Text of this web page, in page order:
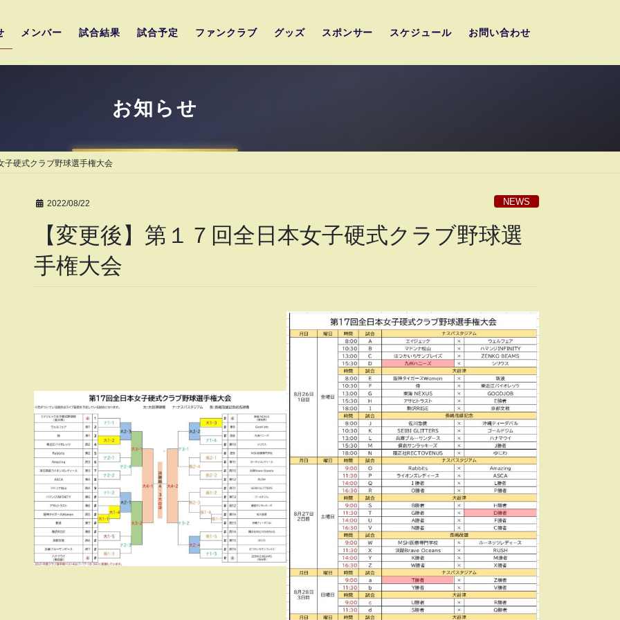
メンバー 試合結果 試合予定 ファンクラブ グッズ スポンサー スケジュール お問い合わせ
お知らせ
子硬式クラブ野球選手権大会
2022/08/22 NEWS
【変更後】第１７回全日本女子硬式クラブ野球選
手権大会